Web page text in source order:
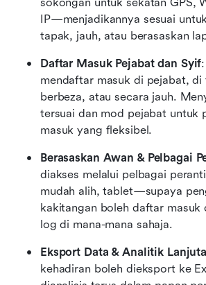
IP—menjadikannya sesuai
tapak, jauh, atau berasaskan
Daftar Masuk Pejabat dan Syif
mendaftar masuk di pejabat, di
berbeza, atau secara jauh.
tersuai dan mod pejabat untuk
masuk yang fleksibel.
Berasaskan Awan & Pelbagai
diakses melalui pelbagai
mudah alih, tablet—supaya
kakitangan boleh daftar masuk
log di mana-mana sahaja.
Eksport Data & Analitik
kehadiran boleh dieksport ke